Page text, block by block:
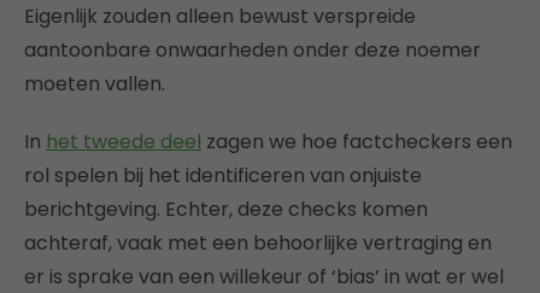
Eigenlijk zouden alleen bewust verspreide
aantoonbare onwaarheden onder deze noemer
moeten vallen.
In het tweede deel zagen we hoe factcheckers een
rol spelen bij het identificeren van onjuiste
berichtgeving. Echter, deze checks komen
achteraf, vaak met een behoorlijke vertraging en
er is sprake van een willekeur of ‘bias’ in wat er wel